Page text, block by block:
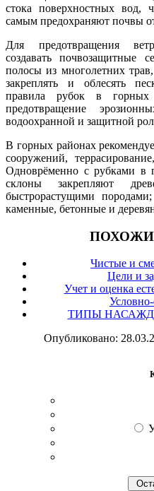
стока поверхностных вод,
самым предохраняют почвы
Для предотвращения
создавать почвозащитные
полосы из многолетних
закреплять и облесять
правила рубок в горных
предотвращение
водоохранной и защитной
В горных районах
сооружений,
Одноврёменно с рубками в
склоны закрепляют
быстрорастущими
каменные, бетонные и
Чистые и
Цели и
Учет и оценка
ТИПЫ
Опубликовано: